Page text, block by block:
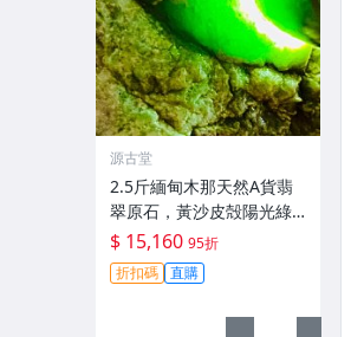
源古堂
2.5斤緬甸木那天然A貨翡
翠原石，黃沙皮殻陽光綠
水頭佳，種水圓潤形體工
整，適合打造手鐲，皮殼
緊致沙質細膩，內含美色
$ 15,160 95折
折扣碼 直購